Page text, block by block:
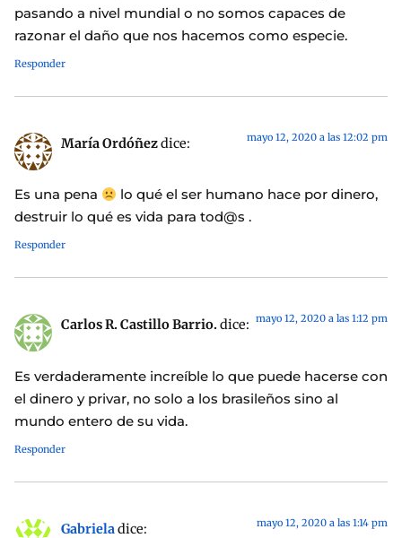
pasando a nivel mundial o no somos capaces de
razonar el daño que nos hacemos como especie.
Responder
María Ordóñezdice: mayo 12, 2020 a las 12:02 pm
Es una pena
lo qué el ser humano hace por dinero,
destruir lo qué es vida para tod@s .
Responder
Carlos R. Castillo Barrio. dice: mayo 12, 2020 a las 1:12 pm
Es verdaderamente increíble lo que puede hacerse con
el dinero y privar, no solo a los brasileños sino al
mundo entero de su vida.
Responder
Gabriela dice: mayo 12, 2020 a las 1:14 pm